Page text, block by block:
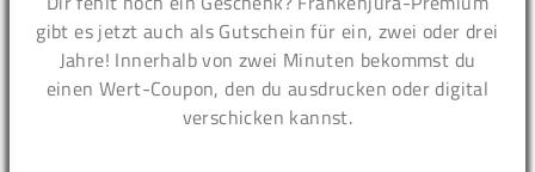
gibt es jetzt auch als Gutschein für ein, zwei oder drei
Jahre! Innerhalb von zwei Minuten bekommst du
einen Wert-Coupon, den du ausdrucken oder digital
verschicken kannst.